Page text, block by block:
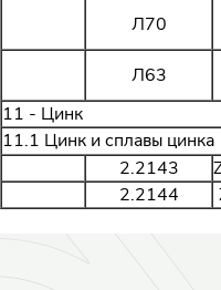
Л70
Л63
11 - Цинк
11.1 Цинк и сплавы цинка
2.2143
2.2144